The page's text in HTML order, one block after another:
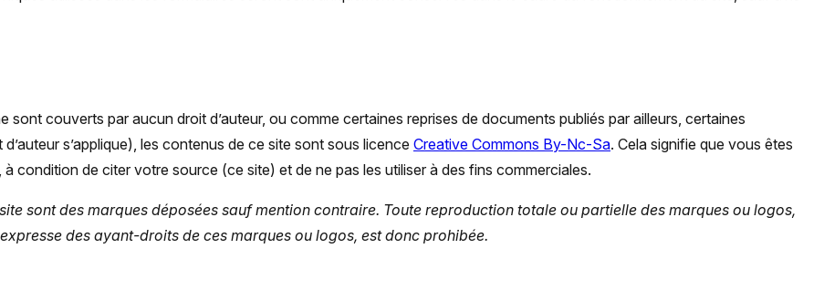
couverts par aucun droit d’auteur, ou comme certaines reprises de documents publiés par ailleurs, certaines
s’applique), les contenus de ce site sont sous licence Creative Commons By-Nc-Sa. Cela signifie que vous êtes
condition de citer votre source (ce site) et de ne pas les utiliser à des fins commerciales.
sont des marques déposées sauf mention contraire. Toute reproduction totale ou partielle des marques ou logos,
des ayant-droits de ces marques ou logos, est donc prohibée.